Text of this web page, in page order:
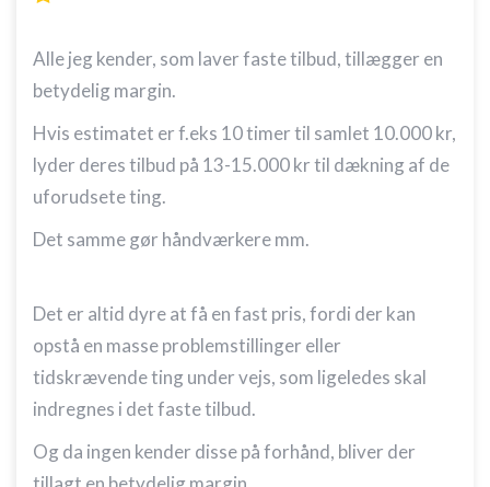
Alle jeg kender, som laver faste tilbud, tillægger en
betydelig margin.
Hvis estimatet er f.eks 10 timer til samlet 10.000 kr,
lyder deres tilbud på 13-15.000 kr til dækning af de
uforudsete ting.
Det samme gør håndværkere mm.
Det er altid dyre at få en fast pris, fordi der kan
opstå en masse problemstillinger eller
tidskrævende ting under vejs, som ligeledes skal
indregnes i det faste tilbud.
Og da ingen kender disse på forhånd, bliver der